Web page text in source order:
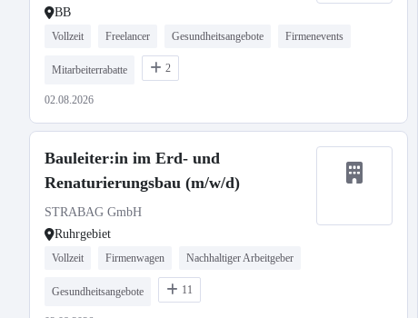
BB
Vollzeit Freelancer Gesundheitsangebote Firmenevents
Mitarbeiterrabatte 2
02.08.2026
Bauleiter:in im Erd- und
Renaturierungsbau (m/w/d)
STRABAG GmbH
Ruhrgebiet
Vollzeit Firmenwagen Nachhaltiger Arbeitgeber
Gesundheitsangebote 11